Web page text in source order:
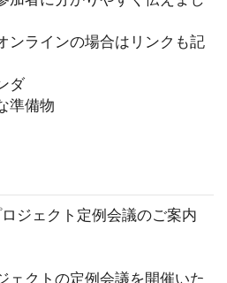
ンラインの場合はリンクも記
ダ
準備物
ジェクト定例会議のご案内
ェクトの定例会議を開催いた